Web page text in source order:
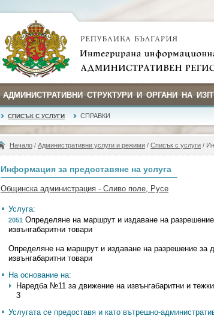
АДМИНИСТРАТИВНИ СТРУКТУРИ И ОРГАНИ НА
СПИСЪК С УСЛУГИ СПРАВКИ
Начало / Административни услуги и режими / Списък с услуги /
Информация за предоставяне на услуга
Общинска администрация - Сливо поле, Русе
Услуга:
2051 Определяне на маршрут и издаване на
извънгабаритни товари
Определяне на маршрут и издаване на разрешение за
извънгабаритни товари
На основание на:
Наредба №11 за движение на извънгабаритни и
3
Услугата се предоставя и като вътрешно-